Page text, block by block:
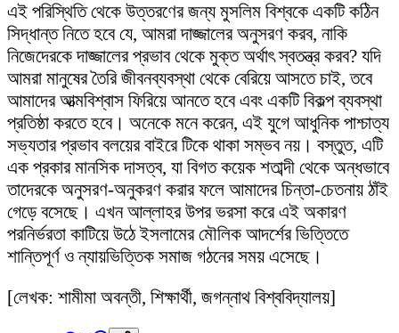
এই পরিস্থিতি থেকে উত্তরণের জন্য মুসলিম বিশ্বকে একটি কঠিন
সিদ্ধান্ত নিতে হবে যে, আমরা দাজ্জালের অনুসরণ করব, নাকি
নিজেদেরকে দাজ্জালের প্রভাব থেকে মুক্ত অর্থাৎ স্বতন্ত্র করব? যদি
আমরা মানুষের তৈরি জীবনব্যবস্থা থেকে বেরিয়ে আসতে চাই, তবে
আমাদের আত্মবিশ্বাস ফিরিয়ে আনতে হবে এবং একটি বিকল্প ব্যবস্থা
প্রতিষ্ঠা করতে হবে। অনেকে মনে করেন, এই যুগে আধুনিক পাশ্চাত্য
সভ্যতার প্রভাব বলয়ের বাইরে টিকে থাকা সম্ভব নয়। বস্তুত, এটি
এক প্রকার মানসিক দাসত্ব, যা বিগত কয়েক শতাব্দী থেকে অন্ধভাবে
তাদেরকে অনুসরণ-অনুকরণ করার ফলে আমাদের চিন্তা-চেতনায় ঠাঁই
গেড়ে বসেছে। এখন আল্লাহর উপর ভরসা করে এই অকারণ
পরনির্ভরতা কাটিয়ে উঠে ইসলামের মৌলিক আদর্শের ভিত্তিতে
শান্তিপূর্ণ ও ন্যায়ভিত্তিক সমাজ গঠনের সময় এসেছে।
[লেখক: শামীমা অবন্তী, শিক্ষার্থী, জগন্নাথ বিশ্ববিদ্যালয়]